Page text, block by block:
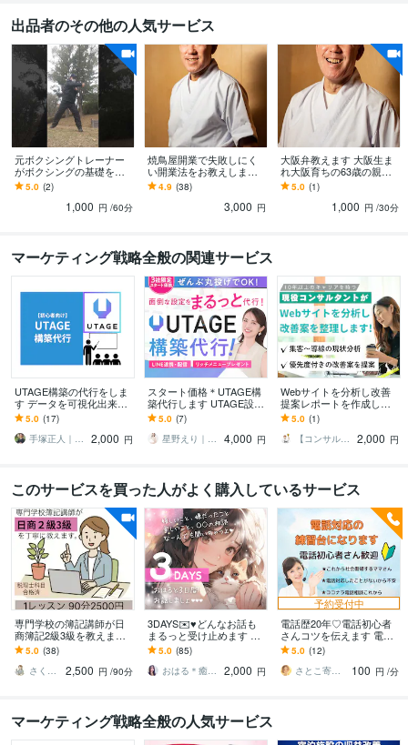
出品者のその他の人気サービス
元ボクシングトレーナー
がボクシングの基礎を教
えます ボクシングジムに
行きたいけど勇気がでな
いというあなたへ！
5.0 (2)
1,000 円 /60分
焼鳥屋開業で失敗しにく
い開業法をお教えします
焼鳥歴39年の私が、あま
りお金を使わない開業法
4.9 (38)
3,000 円
大阪弁教えます 大阪生ま
れ大阪育ちの63歳の親父
に大阪弁学びませんか？
5.0 (1)
1,000 円 /30分
マーケティング戦略全般の関連サービス
UTAGE構築の代行をしま
す データを可視化出来る
UTAGEファネル構築しま
す
5.0 (17)
手塚正人｜UTAGE✖️データ分析
2,000 円
スタート価格＊UTAGE構
築代行します UTAGE設定
の相談から設定まで代行
します！
5.0 (7)
星野えり｜LP特化Webデザイナー
4,000 円
Webサイトを分析し改善
提案レポートを作成しま
す Webサイト改善/サイト
診断・分析/UIUX改善/SE
O
5.0 (1)
【コンサル・マーケ・エンジニア】Dai
2,000 円
このサービスを買った人がよく購入しているサービス
専門学校の簿記講師が日
商簿記2級3級を教えます
★税理士科目資格保持の
簿記講師による日商簿記2
級3級指導
5.0 (38)
さくら先生369
2,500 円 /90分
3DAYS✉️♥️どんなお話も
まるっと受け止めます 雑
談￤恋愛￤仕事￤人間関
係￤相談￤悩み￤秘密￤
長文OK￤癒し
5.0 (85)
おはる＊癒しゆるっと開運びより ☕️
2,000 円
予約受付中
電話歴20年♡電話初心者
さんコツを伝えます 電話
の練習、話し方のアドバ
イス、復唱方法など教え
ます
5.0 (12)
さとこ寄り添いタロットリーディング
100 円 /分
マーケティング戦略全般の人気サービス